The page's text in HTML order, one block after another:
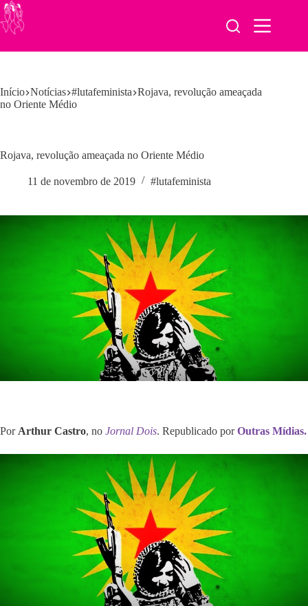
Pular
para
o
Início Notícias #lutafeminista Rojava, revolução ameaçada
no Oriente Médio
Rojava, revolução ameaçada no Oriente Médio
11 de novembro de 2019 #lutafeminista
Por Arthur Castro, no Jornal Dois. Republicado porOutras Mídias.